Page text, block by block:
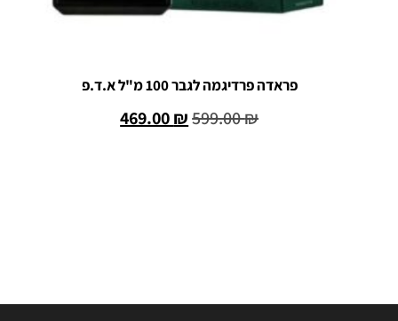
פראדה פרדיגמה לגבר 100 מ"ל א.ד.פ
599.00₪
469.00₪